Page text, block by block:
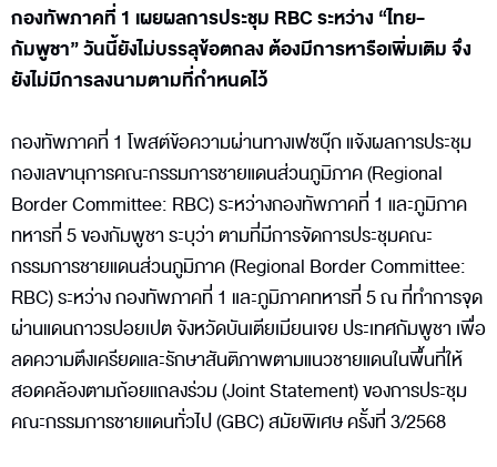
กองทัพภาคที่ 1 เผยผลการประชุม RBC ระหว่าง “ไทย-
กัมพูชา” วันนี้ยังไม่บรรลุข้อตกลง ต้องมีการหารือเพิ่มเติม จึง
ยังไม่มีการลงนามตามที่กำหนดไว้
กองทัพภาคที่ 1 โพสต์ข้อความผ่านทางเฟซบุ๊ก แจ้งผลการประชุม
กองเลขานุการคณะกรรมการชายแดนส่วนภูมิภาค (Regional
Border Committee: RBC) ระหว่างกองทัพภาคที่ 1 และภูมิภาค
ทหารที่ 5 ของกัมพูชา ระบุว่า ตามที่มีการจัดการประชุมคณะ
กรรมการชายแดนส่วนภูมิภาค (Regional Border Committee:
RBC) ระหว่าง กองทัพภาคที่ 1 และภูมิภาคทหารที่ 5 ณ ที่ทำการจุด
ผ่านแดนถาวรปอยเปต จังหวัดบันเตียเมียนเจย ประเทศกัมพูชา เพื่อ
ลดความตึงเครียดและรักษาสันติภาพตามแนวชายแดนในพื้นที่ให้
สอดคล้องตามถ้อยแถลงร่วม (Joint Statement) ของการประชุม
คณะกรรมการชายแดนทั่วไป (GBC) สมัยพิเศษ ครั้งที่ 3/2568